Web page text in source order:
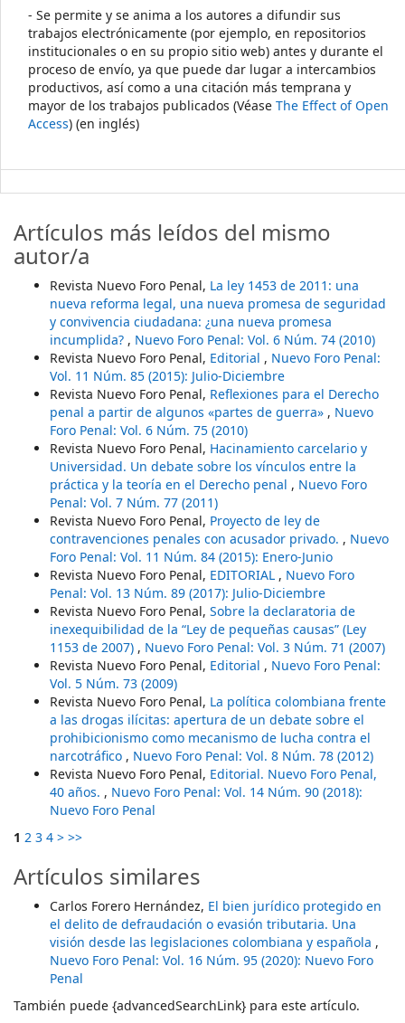
- Se permite y se anima a los autores a difundir sus
trabajos electrónicamente (por ejemplo, en repositorios
institucionales o en su propio sitio web) antes y durante el
proceso de envío, ya que puede dar lugar a intercambios
productivos, así como a una citación más temprana y
mayor de los trabajos publicados (Véase The Effect of Open
Access) (en inglés)
Artículos más leídos del mismo
autor/a
Revista Nuevo Foro Penal, La ley 1453 de 2011: una
nueva reforma legal, una nueva promesa de seguridad
y convivencia ciudadana: ¿una nueva promesa
incumplida? , Nuevo Foro Penal: Vol. 6 Núm. 74 (2010)
Revista Nuevo Foro Penal, Editorial , Nuevo Foro Penal:
Vol. 11 Núm. 85 (2015): Julio-Diciembre
Revista Nuevo Foro Penal, Reflexiones para el Derecho
penal a partir de algunos «partes de guerra» , Nuevo
Foro Penal: Vol. 6 Núm. 75 (2010)
Revista Nuevo Foro Penal, Hacinamiento carcelario y
Universidad. Un debate sobre los vínculos entre la
práctica y la teoría en el Derecho penal , Nuevo Foro
Penal: Vol. 7 Núm. 77 (2011)
Revista Nuevo Foro Penal, Proyecto de ley de
contravenciones penales con acusador privado. , Nuevo
Foro Penal: Vol. 11 Núm. 84 (2015): Enero-Junio
Revista Nuevo Foro Penal, EDITORIAL , Nuevo Foro
Penal: Vol. 13 Núm. 89 (2017): Julio-Diciembre
Revista Nuevo Foro Penal, Sobre la declaratoria de
inexequibilidad de la “Ley de pequeñas causas” (Ley
1153 de 2007) , Nuevo Foro Penal: Vol. 3 Núm. 71 (2007)
Revista Nuevo Foro Penal, Editorial , Nuevo Foro Penal:
Vol. 5 Núm. 73 (2009)
Revista Nuevo Foro Penal, La política colombiana frente
a las drogas ilícitas: apertura de un debate sobre el
prohibicionismo como mecanismo de lucha contra el
narcotráfico , Nuevo Foro Penal: Vol. 8 Núm. 78 (2012)
Revista Nuevo Foro Penal, Editorial. Nuevo Foro Penal,
40 años. , Nuevo Foro Penal: Vol. 14 Núm. 90 (2018):
Nuevo Foro Penal
1 2 3 4 > >>
Artículos similares
Carlos Forero Hernández, El bien jurídico protegido en
el delito de defraudación o evasión tributaria. Una
visión desde las legislaciones colombiana y española ,
Nuevo Foro Penal: Vol. 16 Núm. 95 (2020): Nuevo Foro
Penal
También puede {advancedSearchLink} para este artículo.